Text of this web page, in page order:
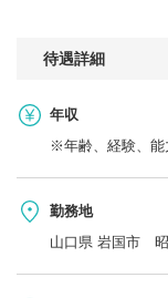
待遇詳細
年収
※年齢、経験、能
勤務地
山口県 岩国市